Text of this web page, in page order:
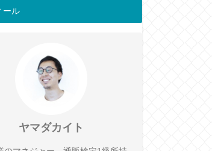
ール
ヤマダカイト